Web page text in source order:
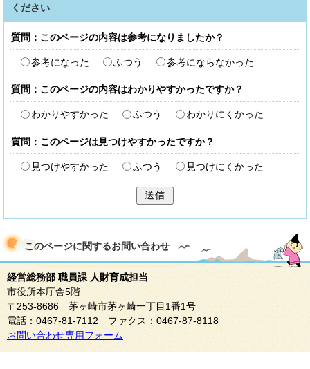
ください
質問：このページの内容は参考になりましたか？
参考になった ふつう 参考にならなかった
質問：このページの内容はわかりやすかったですか？
わかりやすかった ふつう わかりにくかった
質問：このページは見つけやすかったですか？
見つけやすかった ふつう 見つけにくかった
送信
このページに関するお問い合わせ
経営総務部 職員課 人財育成担当
市役所本庁舎5階
〒253-8686 茅ヶ崎市茅ヶ崎一丁目1番1号
電話：0467-81-7112 ファクス：0467-87-8118
お問い合わせ専用フォーム